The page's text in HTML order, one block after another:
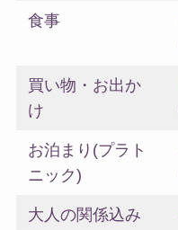
食事
買い物・お出か
け
お泊まり(プラト
ニック)
大人の関係込み